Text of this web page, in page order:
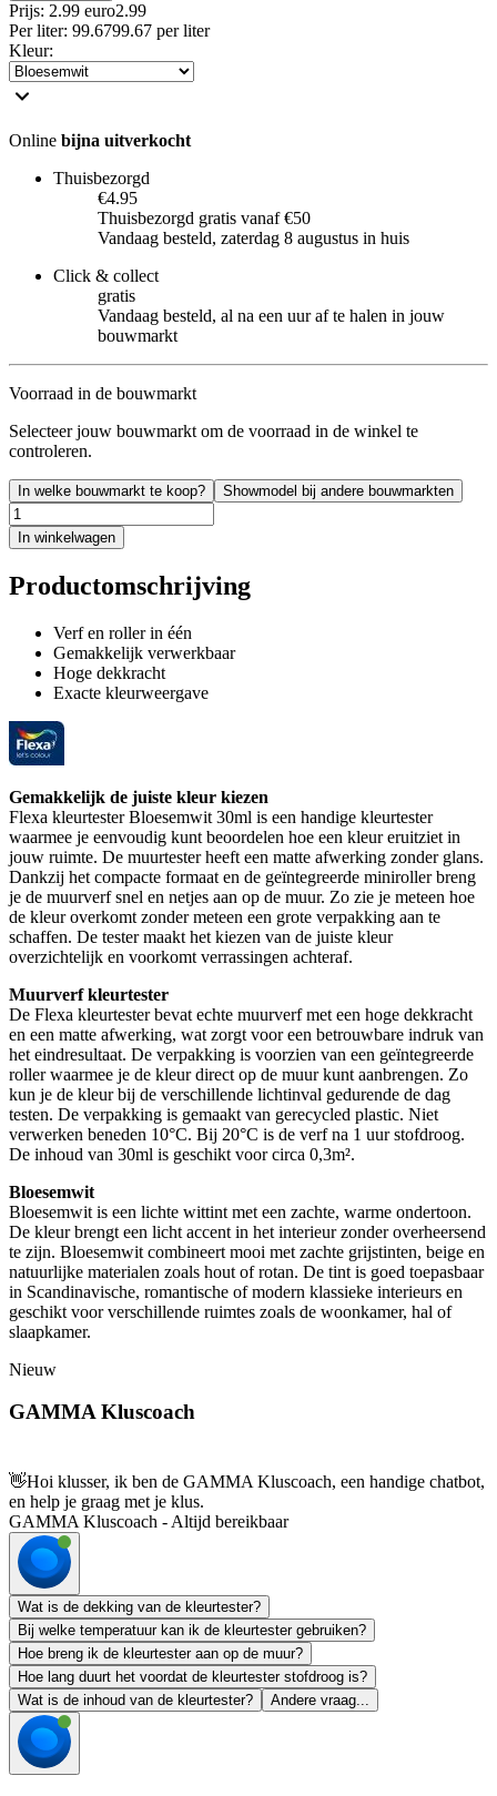
Prijs: 2.99 euro2.99
Per liter: 99.6799.67 per liter
Kleur:
Online bijna uitverkocht
Thuisbezorgd
€4.95
Thuisbezorgd gratis vanaf €50
Vandaag besteld, zaterdag 8 augustus in huis
Click & collect
gratis
Vandaag besteld, al na een uur af te halen in jouw
bouwmarkt
Voorraad in de bouwmarkt
Selecteer jouw bouwmarkt om de voorraad in de winkel te
controleren.
In welke bouwmarkt te koop? Showmodel bij andere bouwmarkten
In winkelwagen
Productomschrijving
Verf en roller in één
Gemakkelijk verwerkbaar
Hoge dekkracht
Exacte kleurweergave
Gemakkelijk de juiste kleur kiezen
Flexa kleurtester Bloesemwit 30ml is een handige kleurtester
waarmee je eenvoudig kunt beoordelen hoe een kleur eruitziet in
jouw ruimte. De muurtester heeft een matte afwerking zonder glans.
Dankzij het compacte formaat en de geïntegreerde miniroller breng
je de muurverf snel en netjes aan op de muur. Zo zie je meteen hoe
de kleur overkomt zonder meteen een grote verpakking aan te
schaffen. De tester maakt het kiezen van de juiste kleur
overzichtelijk en voorkomt verrassingen achteraf.
Muurverf kleurtester
De Flexa kleurtester bevat echte muurverf met een hoge dekkracht
en een matte afwerking, wat zorgt voor een betrouwbare indruk van
het eindresultaat. De verpakking is voorzien van een geïntegreerde
roller waarmee je de kleur direct op de muur kunt aanbrengen. Zo
kun je de kleur bij de verschillende lichtinval gedurende de dag
testen. De verpakking is gemaakt van gerecycled plastic. Niet
verwerken beneden 10°C. Bij 20°C is de verf na 1 uur stofdroog.
De inhoud van 30ml is geschikt voor circa 0,3m².
Bloesemwit
Bloesemwit is een lichte wittint met een zachte, warme ondertoon.
De kleur brengt een licht accent in het interieur zonder overheersend
te zijn. Bloesemwit combineert mooi met zachte grijstinten, beige en
natuurlijke materialen zoals hout of rotan. De tint is goed toepasbaar
in Scandinavische, romantische of modern klassieke interieurs en
geschikt voor verschillende ruimtes zoals de woonkamer, hal of
slaapkamer.
Nieuw
GAMMA Kluscoach
👋Hoi klusser, ik ben de GAMMA Kluscoach, een handige chatbot,
en help je graag met je klus.
GAMMA Kluscoach - Altijd bereikbaar
Wat is de dekking van de kleurtester?
Bij welke temperatuur kan ik de kleurtester gebruiken?
Hoe breng ik de kleurtester aan op de muur?
Hoe lang duurt het voordat de kleurtester stofdroog is?
Wat is de inhoud van de kleurtester?
Andere vraag...